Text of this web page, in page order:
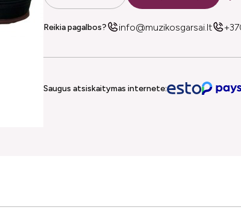
Reikia pagalbos? info@muzikosgarsai.lt
Saugus atsiskaitymas internete: